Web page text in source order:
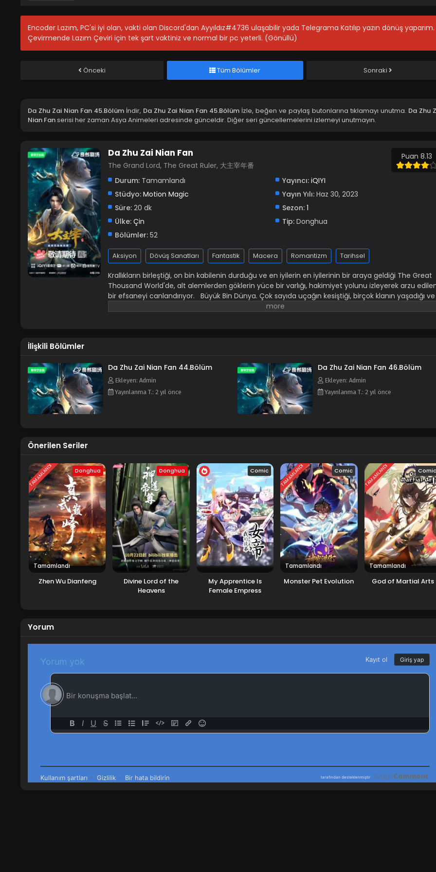
Encoder Lazım, PC'si iyi olan, vakti olan Discord'dan Ayyıldız#4736 ulaşabilir yada Telegrama Katılıp yazın dönüş yaparım.
Çevirmende Lazım Çeviri için tek şart vaktiniz ve normal bir pc yeterli. (Gönüllü)
Önceki Tüm Bölümler Sonraki
Da Zhu Zai Nian Fan 45.Bölüm İndir, Da Zhu Zai Nian Fan 45.Bölüm İzle, beğen ve paylaş butonlarına tıklamayı unutma. Da Zhu
Nian Fanserisi her zaman Asya Animeleri adresinde günceldir. Diğer seri güncellemelerini izlemeyi unutmayın.
Da Zhu Zai Nian Fan
The Grand Lord, The Great Ruler, 大主宰年番
Puan 8.13
Durum: Tamamlandı Yayıncı: iQIYI
Stüdyo: Motion Magic Yayın Yılı:Haz 30, 2023
Süre: 20 dk Sezon: 1
Ülke: Çin Tip:Donghua
Bölümler: 52
Aksiyon Dövüş Sanatları Fantastik Macera Romantizm Tarihsel
Krallıkların birleştiği, on bin kabilenin durduğu ve en iyilerin en iyilerinin bir araya geldiği The Great
Thousand World'de, alt alemlerden göklerin yüce bir varlığı, hakimiyet yolunu izleyerek arzu
bir efsaneyi canlandırıyor. Büyük Bin Dünya. Çok sayıda uçağın kesiştiği, birçok klanın yaşadığı ve
bir grup lordun toplandığı bir yerdir. Göksel Hükümdarlar, Alt Düzlemlerden birer birer ortaya
Cehennem Kuşuna binerek dışarı çıkar. parlak ve çeşitli dünyaya hücum ederken. Büyük
olma yolundaki kaderine kim hükmedebilir? Büyük Bin Dünya'da birçok kişi Büyük Hükümdar olmak
için çabalıyor.
İlişkili Bölümler
Da Zhu Zai Nian Fan 44.Bölüm
Ekleyen: Admin
Yayınlanma T.: 2 yıl önce
Da Zhu Zai Nian Fan 46.Bölüm
Ekleyen: Admin
Yayınlanma T.: 2 yıl önce
Önerilen Seriler
TAMAMLANDI Donghua
Tamamlandı
Zhen Wu Dianfeng
Donghua
Divine Lord of the
Heavens
Comic
My Apprentice Is
Female Empress
TAMAMLANDI Comic
Tamamlandı
Monster Pet Evolution
TAMAMLANDI Comic
Tamamlandı
God of Martial Arts
Yorum